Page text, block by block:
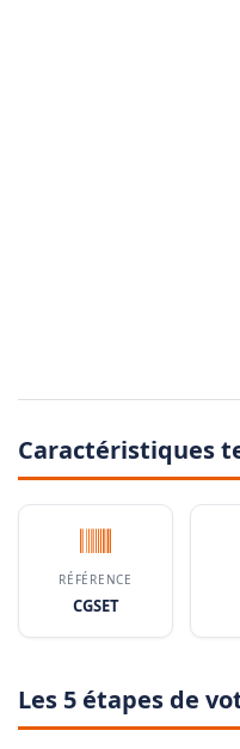
Caractéristiques
RÉFÉRENCE
CGSET
Les 5 étapes de